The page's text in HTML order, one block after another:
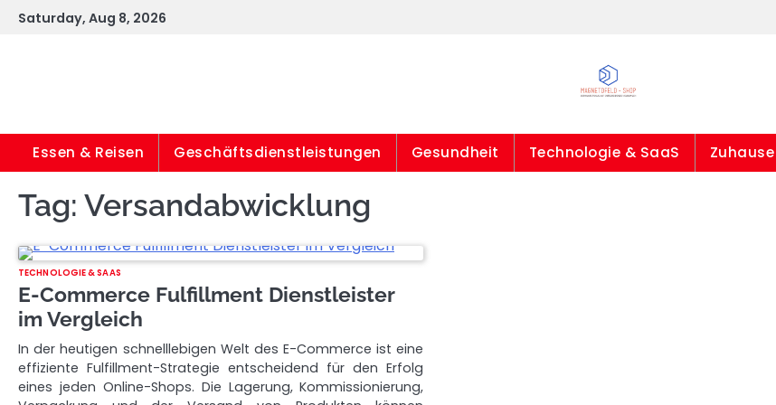
SkipSaturday, Aug 8, 2026
Essen & Reisen Geschäftsdienstleistungen Gesundheit Technologie & SaaS Zuhause
Tag: Versandabwicklung
TECHNOLOGIE & SAAS
E-Commerce Fulfillment Dienstleister
im Vergleich
In der heutigen schnelllebigen Welt des E-Commerce ist eine
effiziente Fulfillment-Strategie entscheidend für den Erfolg
eines jeden Online-Shops. Die Lagerung, Kommissionierung,